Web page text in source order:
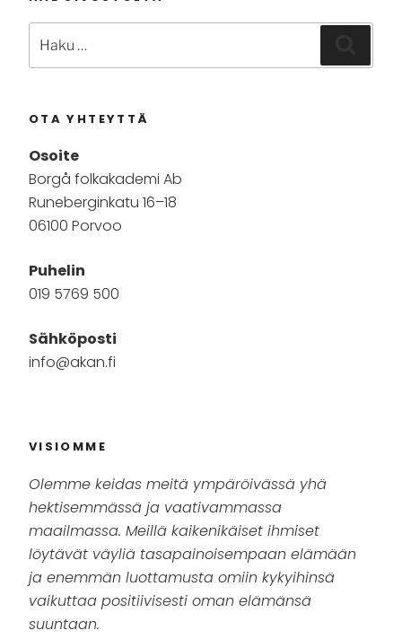
OTA YHTEYTTÄ
Osoite
Borgå folkakademi Ab
Runeberginkatu 16–18
06100 Porvoo
Puhelin
019 5769 500
Sähköposti
info@akan.fi
VISIOMME
Olemme keidas meitä ympäröivässä yhä
hektisemmässä ja vaativammassa
maailmassa. Meillä kaikenikäiset ihmiset
löytävät väyliä tasapainoisempaan elämään
ja enemmän luottamusta omiin kykyihinsä
vaikuttaa positiivisesti oman elämänsä
suuntaan.